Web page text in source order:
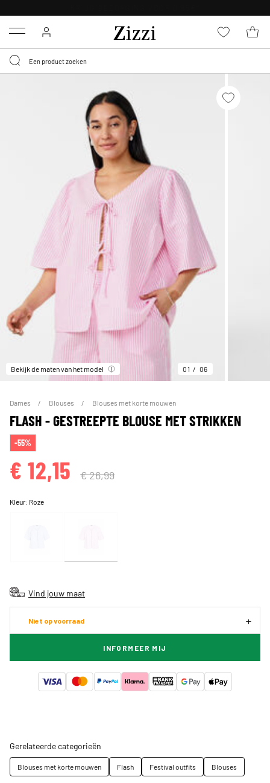
Menu
Bekijk de maten van het model 01 06
Dames Blouses Blouses met korte mouwen
FLASH - GESTREEPTE BLOUSE MET STRIKKEN
-55%
€ 12,15 € 26,99
Kleur: Roze
Vind jouw maat
Niet op voorraad
INFORMEER MIJ
Gerelateerde categorieën
Blouses met korte mouwen Flash Festival outfits Blouses